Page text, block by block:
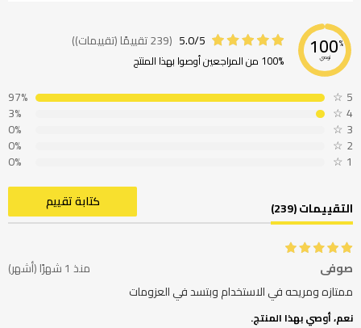
100%
نوصي
5.0/5 (239 تقييمًا (تقييمات))
100% من المراجعين أوصوا بهذا المنتج
5
☆
97%
4
☆
3%
3
☆
0%
2
☆
0%
1
☆
0%
التقييمات (239) كتابة تقييم
صوفي
منذ 1 شهرًا (أشهر)
ممتازه ومريحه في الاستخدام وبتسد في العزومات
نعم، أوصي بهذا المنتج.